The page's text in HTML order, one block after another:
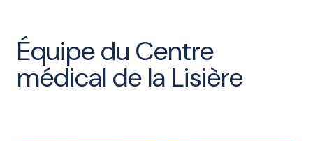
Équipe du Centre
médical de la Lisière